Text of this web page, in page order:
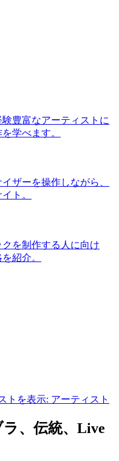
豊富なアーティストに
学べます。
ザーを操作しながら、
ト。
を制作する人に向け
紹介。
トを表示: アーティスト
、伝統、Live